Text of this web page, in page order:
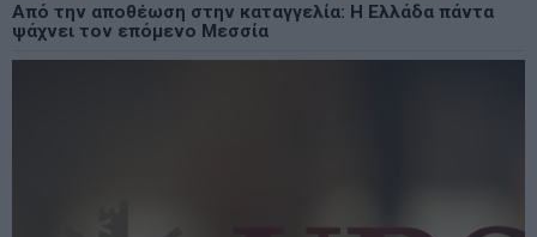
Από την αποθέωση στην καταγγελία: Η Ελλάδα πάντα
ψάχνει τον επόμενο Μεσσία